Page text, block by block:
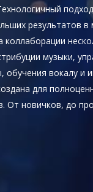
результатов в
музыки,
вокалу и
для
От новичков, до